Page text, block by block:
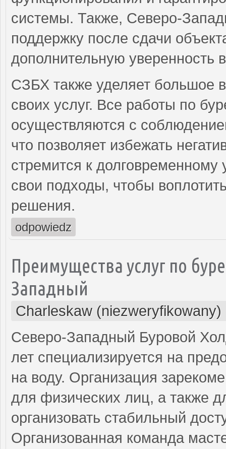
системы. Также, Северо-
поддержку после сдачи
дополнительную уверенность
СЗБХ также уделяет большое
своих услуг. Все работы по
осуществляются с
что позволяет избежать
стремится к долговременному
свои подходы, чтобы
решения.
odpowiedz
Преимущества услуг по
Западный
Charleskaw (niezweryfikowany)
Северо-Западный Буровой
лет специализируется на
на воду. Организация
для физических лиц, а также
организовать стабильный
Организованная команда